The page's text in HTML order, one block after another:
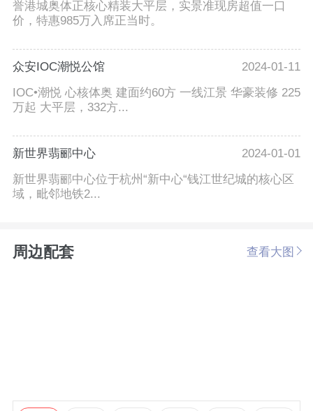
誉港城奥体正核心精装大平层，实景准现房超值一口
价，特惠985万入席正当时。
众安IOC潮悦公馆
2024-01-11
IOC•潮悦 心核体奥 建面约60方 一线江景 华豪装修 225
万起 大平层，332方...
新世界翡郦中心
2024-01-01
新世界翡郦中心位于杭州“新中心“钱江世纪城的核心区
域，毗邻地铁2...
周边配套 查看大图